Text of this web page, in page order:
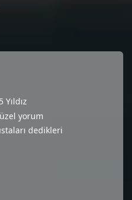
yorum
dedikleri